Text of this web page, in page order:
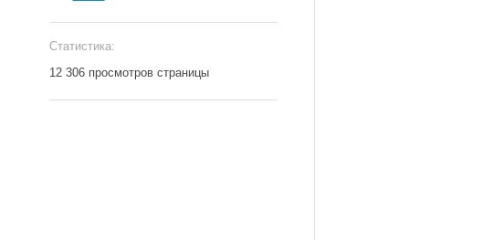
Статистика:
12 306 просмотров страницы